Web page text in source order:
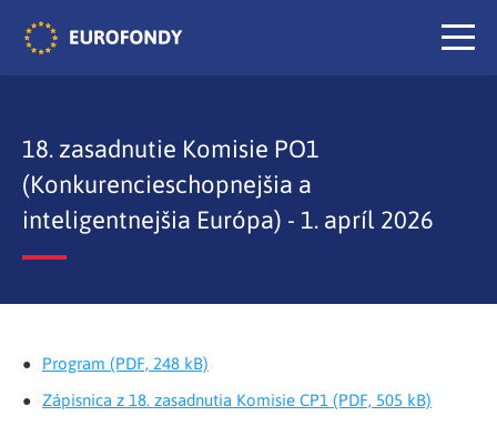
18. zasadnutie Komisie PO1
(Konkurencieschopnejšia a
inteligentnejšia Európa) - 1. apríl 2026
Program (PDF, 248 kB)
Zápisnica z 18. zasadnutia Komisie CP1 (PDF, 505 kB)